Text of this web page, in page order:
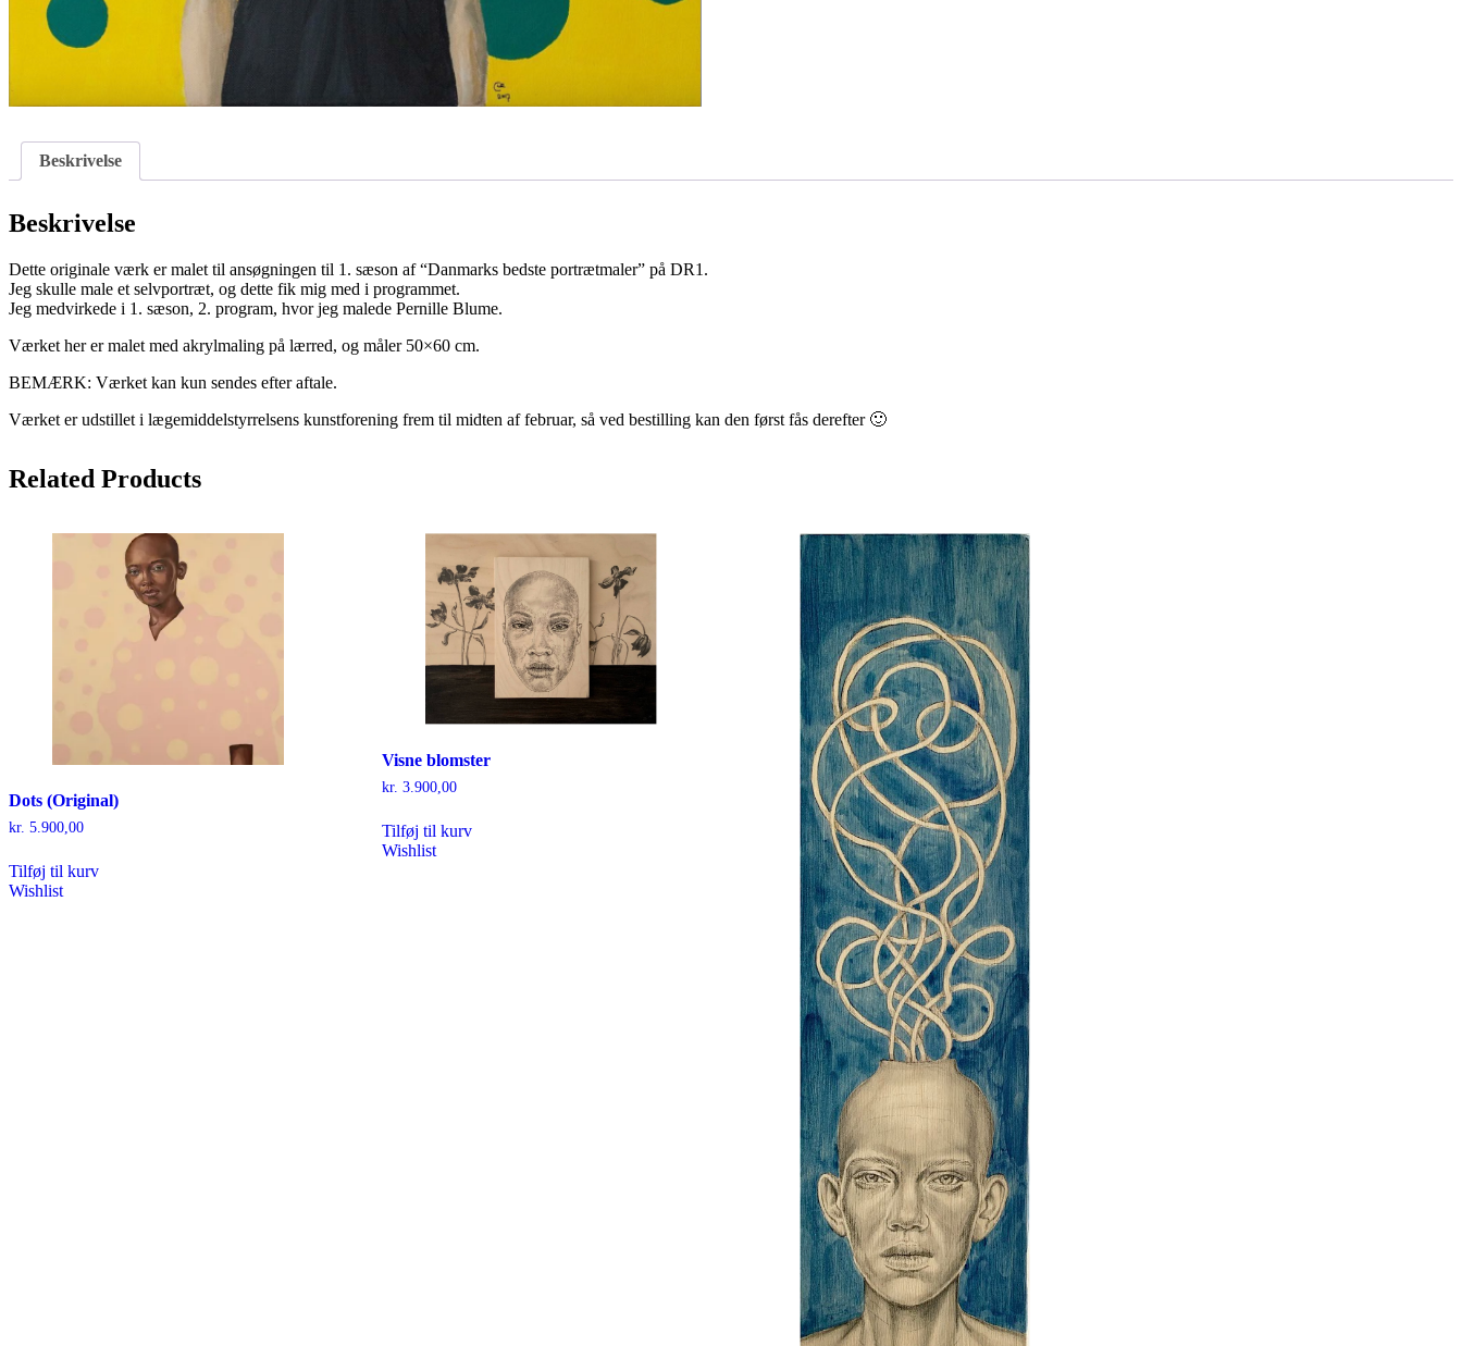
Beskrivelse
Beskrivelse
Dette originale værk er malet til ansøgningen til 1. sæson af “Danmarks bedste portrætmaler” på DR1.
Jeg skulle male et selvportræt, og dette fik mig med i programmet.
Jeg medvirkede i 1. sæson, 2. program, hvor jeg malede Pernille Blume.
Værket her er malet med akrylmaling på lærred, og måler 50×60 cm.
BEMÆRK: Værket kan kun sendes efter aftale.
Værket er udstillet i lægemiddelstyrrelsens kunstforening frem til midten af februar, så ved bestilling kan den først fås derefter 🙂
Related Products
Dots (Original)
kr. 5.900,00
Tilføj til kurv
Wishlist
Visne blomster
kr. 3.900,00
Tilføj til kurv
Wishlist